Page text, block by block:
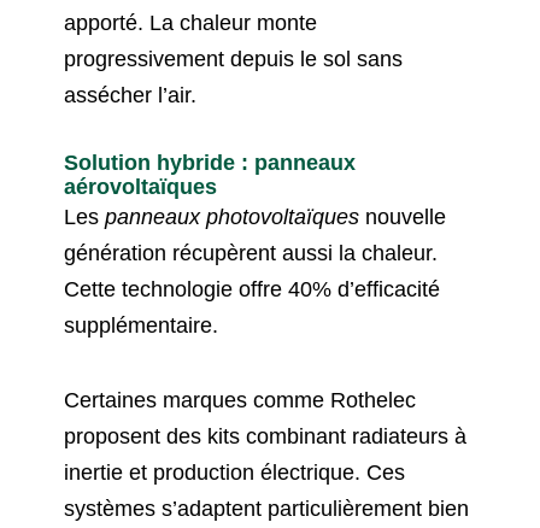
apporté. La chaleur monte
progressivement depuis le sol sans
assécher l’air.
Solution hybride : panneaux
aérovoltaïques
Lespanneaux photovoltaïques nouvelle
génération récupèrent aussi la chaleur.
Cette technologie offre 40% d’efficacité
supplémentaire.
Certaines marques comme Rothelec
proposent des kits combinant radiateurs à
inertie et production électrique. Ces
systèmes s’adaptent particulièrement bien